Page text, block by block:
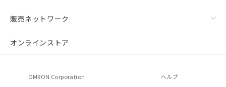
販売ネットワーク
オンラインストア
OMRON Corporation ヘルプ